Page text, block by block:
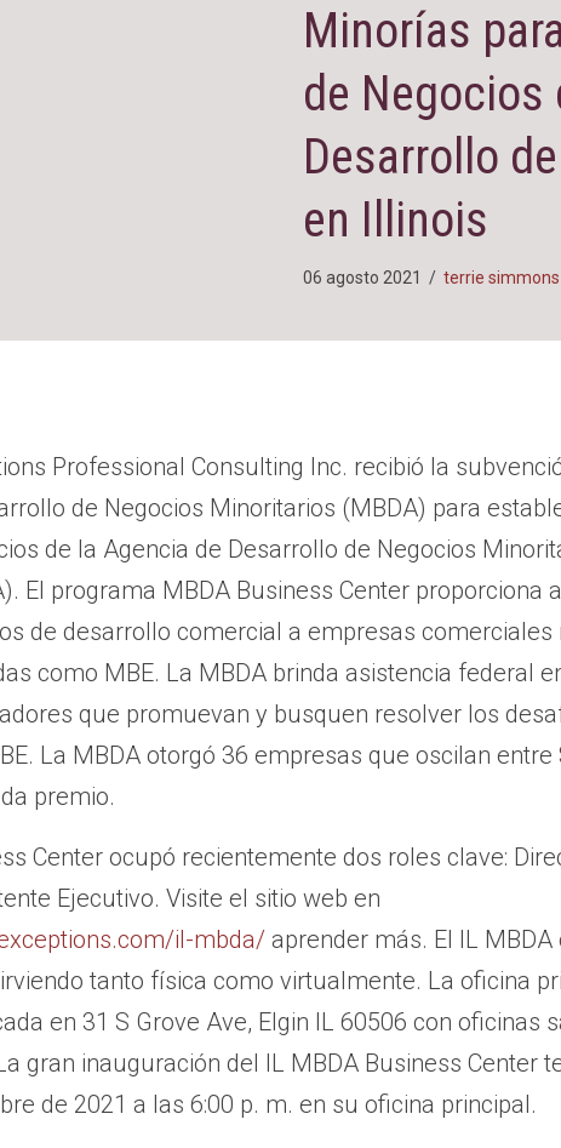
Minorías
de Negocios
Desarrollo
en Illinois
06 agosto 2021 / terrie simmons
Professional Consulting Inc. recibió la
de Negocios Minoritarios (MBDA) para
de la Agencia de Desarrollo de Negocios
El programa MBDA Business Center proporciona
de desarrollo comercial a empresas comerciales
como MBE. La MBDA brinda asistencia federal
que promuevan y busquen resolver los
La MBDA otorgó 36 empresas que oscilan entre
premio.
Center ocupó recientemente dos roles clave:
Ejecutivo. Visite el sitio web en
il-mbda/ aprender más. El IL MBDA
tanto física como virtualmente. La oficina
en 31 S Grove Ave, Elgin IL 60506 con oficinas
gran inauguración del IL MBDA Business Center
de 2021 a las 6:00 p. m. en su oficina principal.